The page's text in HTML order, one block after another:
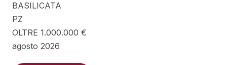
BASILICATA
PZ
OLTRE 1.000.000 €
agosto 2026